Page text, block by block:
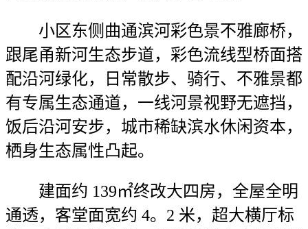
小区东侧曲通滨河彩色景不雅廊桥，
跟尾甬新河生态步道，彩色流线型桥面搭
配沿河绿化，日常散步、骑行、不雅景都
有专属生态通道，一线河景视野无遮挡，
饭后沿河安步，城市稀缺滨水休闲资本，
栖身生态属性凸起。
建面约 139㎡终改大四房，全屋全明
通透，客堂面宽约 4。2 米，超大横厅标